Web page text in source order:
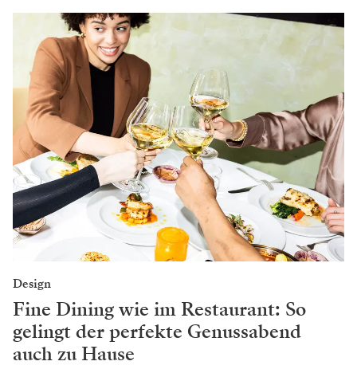
Design
Fine Dining wie im Restaurant: So
gelingt der perfekte Genussabend
auch zu Hause